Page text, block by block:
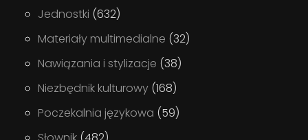
Jednostki (632)
Materiały multimedialne (32)
Nawiązania i stylizacje (38)
Niezbędnik kulturowy (168)
Poczekalnia językowa (59)